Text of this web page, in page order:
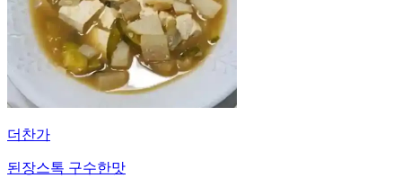
더찬가
된장스톡 구수한맛